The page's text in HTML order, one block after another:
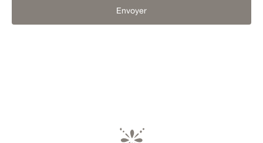
Envoyer